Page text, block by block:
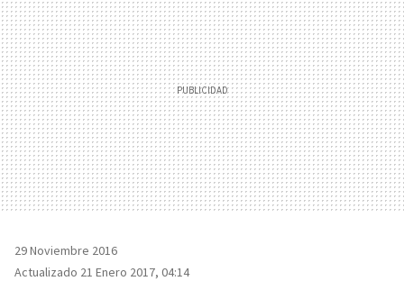
29 Noviembre 2016
Actualizado 21 Enero 2017, 04:14